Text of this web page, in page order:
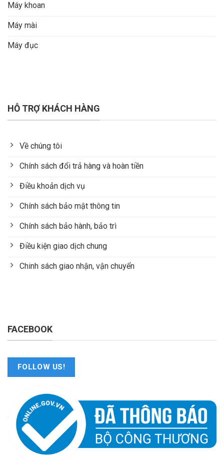
Máy khoan
Máy mài
Máy đục
HỖ TRỢ KHÁCH HÀNG
Về chúng tôi
Chính sách đổi trả hàng và hoàn tiền
Điều khoản dịch vụ
Chính sách bảo mật thông tin
Chính sách bảo hành, bảo trì
Điều kiện giao dịch chung
Chinh sách giao nhận, vận chuyển
FACEBOOK
FOLLOW US!